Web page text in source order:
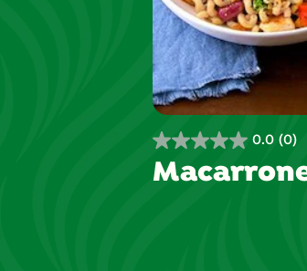
0.0 (0)
0.0
de